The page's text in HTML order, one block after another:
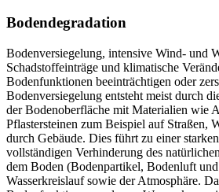
Bodendegradation
Bodenversiegelung, intensive Wind- und
Schadstoffeinträge und klimatische
Bodenfunktionen beeinträchtigen oder
Bodenversiegelung entsteht meist durch
der Bodenoberfläche mit Materialien wie
Pflastersteinen zum Beispiel auf Straßen,
durch Gebäude. Dies führt zu einer
vollständigen Verhinderung des
dem Boden (Bodenpartikel, Bodenluft
Wasserkreislauf sowie der Atmosphäre.